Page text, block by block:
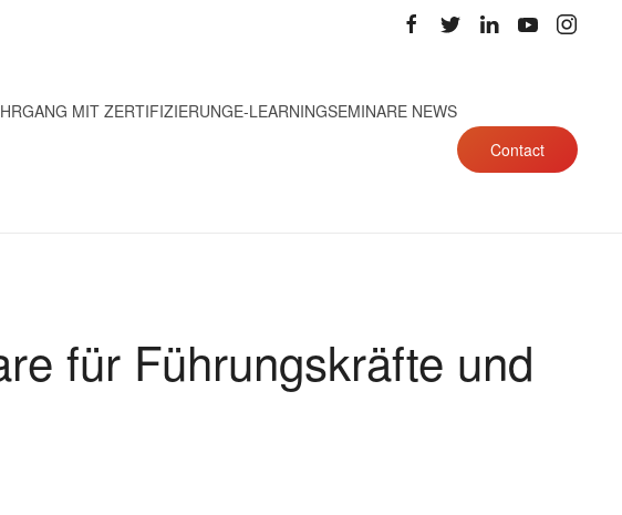
MIT ZERTIFIZIERUNGE-LEARNINGSEMINARE NEWS
Contact
für Führungskräfte und